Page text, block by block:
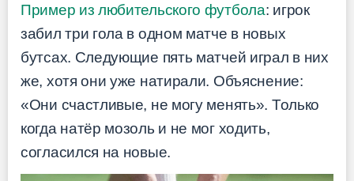
Пример из любительского футбола: игрок
забил три гола в одном матче в новых
бутсах. Следующие пять матчей играл в них
же, хотя они уже натирали. Объяснение:
«Они счастливые, не могу менять». Только
когда натёр мозоль и не мог ходить,
согласился на новые.